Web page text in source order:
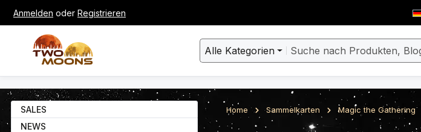
Hauptinhalt springen
Zur Suche springen
Anmelden oder Registrieren
Alle Kategorien
SALES
NEWS
Home Sammelkarten Magic the Gathering